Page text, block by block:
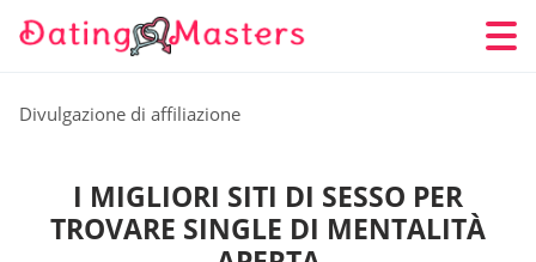
Divulgazione di affiliazione
I MIGLIORI SITI DI SESSO PER
TROVARE SINGLE DI MENTALITÀ